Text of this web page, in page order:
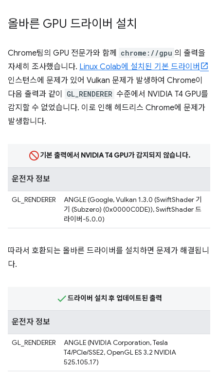
올바른 GPU 드라이버 설치
Chrome팀의 GPU 전문가와 함께 chrome://gpu 의 출력을
자세히 조사했습니다. Linux Colab에 설치된 기본 드라이버
인스턴스에 문제가 있어 Vulkan 문제가 발생하여 Chrome이
다음 출력과 같이
GL_RENDERER 수준에서 NVIDIA T4 GPU를
감지할 수 없었습니다. 이로 인해 헤드리스 Chrome에 문제가
발생합니다.
기본 출력에서 NVIDIA T4 GPU가 감지되지 않습니다.
운전자 정보
GL_RENDERER
ANGLE (Google, Vulkan 1.3.0 (SwiftShader 기
기 (Subzero) (0x0000C0DE)), SwiftShader 드
라이버-5.0.0)
따라서 호환되는 올바른 드라이버를 설치하면 문제가 해결됩니
다.
드라이버 설치 후 업데이트된 출력
운전자 정보
GL_RENDERER
ANGLE (NVIDIA Corporation, Tesla
T4/PCIe/SSE2, OpenGL ES 3.2 NVIDIA
525.105.17)